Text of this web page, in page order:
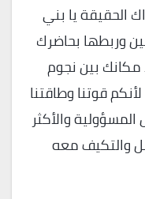
الحقيقة يا بني
وربطها بحاضرك
مكانك بين نجوم
قوتنا وطاقتنا
والأكثر
والتكيف معه